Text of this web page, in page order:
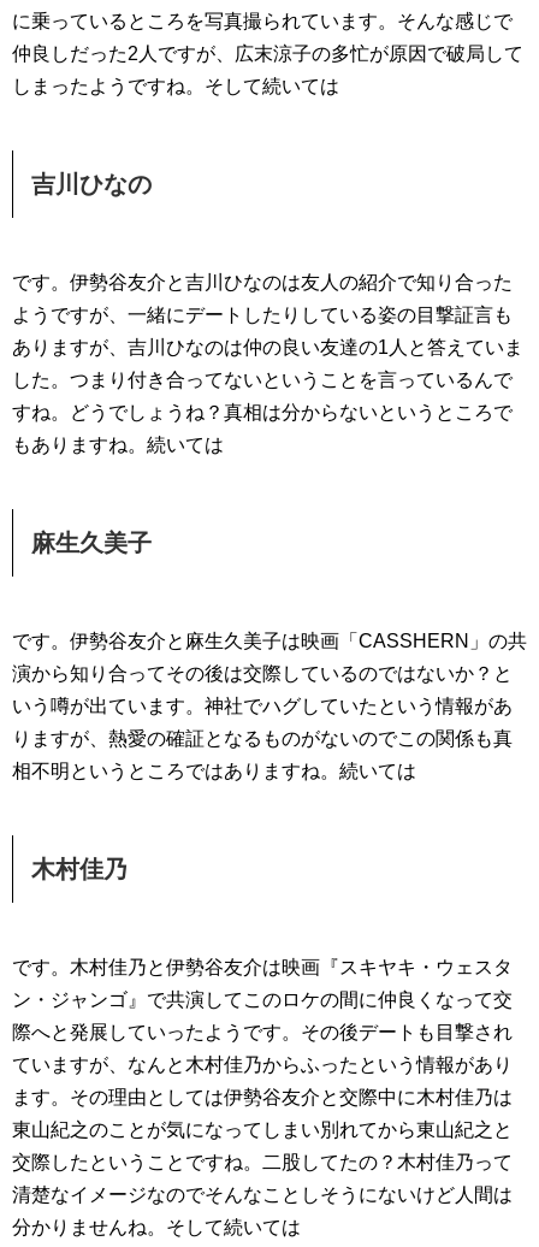
に乗っているところを写真撮られています。そんな感じで
仲良しだった2人ですが、広末涼子の多忙が原因で破局して
しまったようですね。そして続いては
吉川ひなの
です。伊勢谷友介と吉川ひなのは友人の紹介で知り合った
ようですが、一緒にデートしたりしている姿の目撃証言も
ありますが、吉川ひなのは仲の良い友達の1人と答えていま
した。つまり付き合ってないということを言っているんで
すね。どうでしょうね？真相は分からないというところで
もありますね。続いては
麻生久美子
です。伊勢谷友介と麻生久美子は映画「CASSHERN」の共
演から知り合ってその後は交際しているのではないか？と
いう噂が出ています。神社でハグしていたという情報があ
りますが、熱愛の確証となるものがないのでこの関係も真
相不明というところではありますね。続いては
木村佳乃
です。木村佳乃と伊勢谷友介は映画『スキヤキ・ウェスタ
ン・ジャンゴ』で共演してこのロケの間に仲良くなって交
際へと発展していったようです。その後デートも目撃され
ていますが、なんと木村佳乃からふったという情報があり
ます。その理由としては伊勢谷友介と交際中に木村佳乃は
東山紀之のことが気になってしまい別れてから東山紀之と
交際したということですね。二股してたの？木村佳乃って
清楚なイメージなのでそんなことしそうにないけど人間は
分かりませんね。そして続いては